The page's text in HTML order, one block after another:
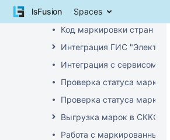
Skip
lsFusion Spaces
УКЗ маркировка
Код маркировки стран
Интеграция ГИС
Интеграция с сервисом
Проверка статуса марки
Проверка статуса марки
Выгрузка марок в СККО
Работа с маркированным